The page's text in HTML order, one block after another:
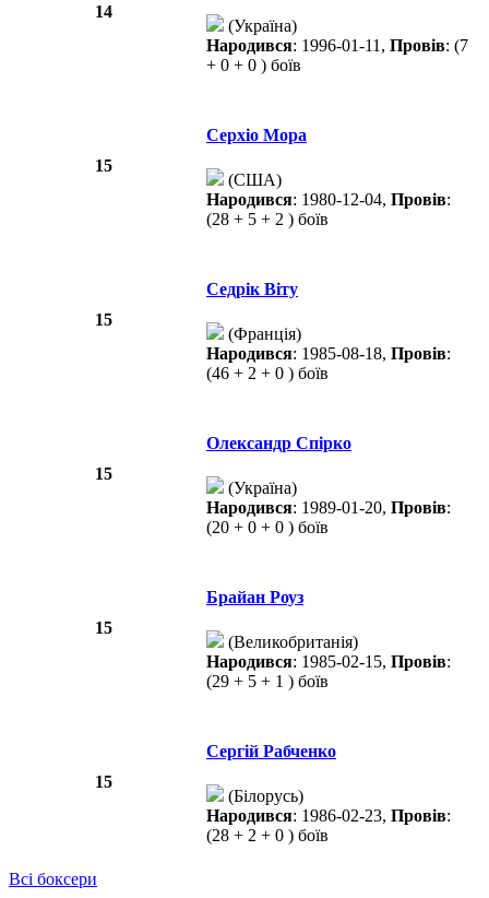
14
(Україна)
Народився: 1996-01-11, Провів: (7
+ 0 + 0 ) боїв
15
Серхіо Мора
(США)
Народився: 1980-12-04, Провів:
(28 + 5 + 2 ) боїв
15
Седрік Віту
(Франція)
Народився: 1985-08-18, Провів:
(46 + 2 + 0 ) боїв
15
Олександр Спірко
(Україна)
Народився: 1989-01-20, Провів:
(20 + 0 + 0 ) боїв
15
Брайан Роуз
(Великобританія)
Народився: 1985-02-15, Провів:
(29 + 5 + 1 ) боїв
15
Сергій Рабченко
(Білорусь)
Народився: 1986-02-23, Провів:
(28 + 2 + 0 ) боїв
Всі боксери